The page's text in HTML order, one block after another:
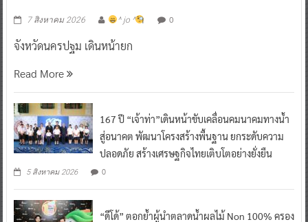
7 สิงหาคม 2026 ^ jo ^ 0
จังหวัดนครปฐม เดินหน้ายก
Read More
167 ปี “เจ้าท่า”เดินหน้าขับเคลื่อนคมนาคมทางน้ำ
สู่อนาคต พัฒนาโครงสร้างพื้นฐาน ยกระดับความ
ปลอดภัย สร้างเศรษฐกิจไทยเติบโตอย่างยั่งยืน
5 สิงหาคม 2026 0
“ดีโด้” ตอกย้ำผู้นำตลาดน้ำผลไม้ Non 100% ครอง